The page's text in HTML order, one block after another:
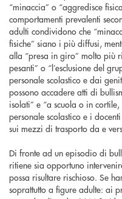
“minaccia” o “aggredisce
comportamenti prevalenti
adulti condividono che
fisiche” siano i più diffusi,
alla “presa in giro” molto più
pesanti” o “l’esclusione del
personale scolastico e dai
possono accadere atti di
isolati” e “a scuola o in
personale scolastico e i
sui mezzi di trasporto da e
Di fronte ad un episodio di
ritiene sia opportuno
possa risultare rischioso. Se
soprattutto a figure adulte: ai